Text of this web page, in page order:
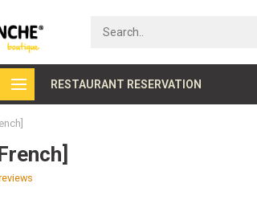
RESTAURANT RESERVATION
Secure payment